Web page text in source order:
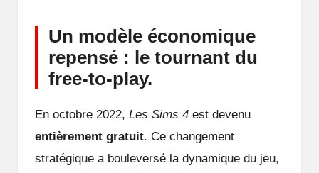
Un modèle économique
repensé : le tournant du
free-to-play.
En octobre 2022, Les Sims 4 est devenu
entièrement gratuit. Ce changement
stratégique a bouleversé la dynamique du jeu,